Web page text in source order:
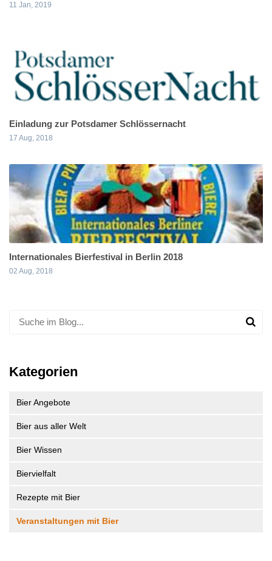
11 Jan, 2019
Einladung zur Potsdamer Schlössernacht
17 Aug, 2018
Internationales Bierfestival in Berlin 2018
02 Aug, 2018
Kategorien
Bier Angebote
Bier aus aller Welt
Bier Wissen
Biervielfalt
Rezepte mit Bier
Veranstaltungen mit Bier